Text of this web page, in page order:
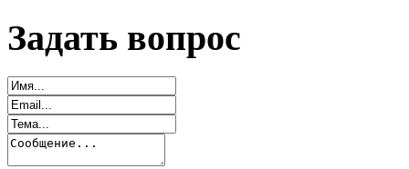
Задать вопрос